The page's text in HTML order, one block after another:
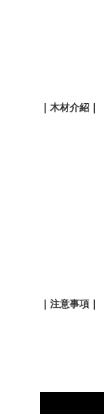
｜木材介紹｜
｜注意事項｜